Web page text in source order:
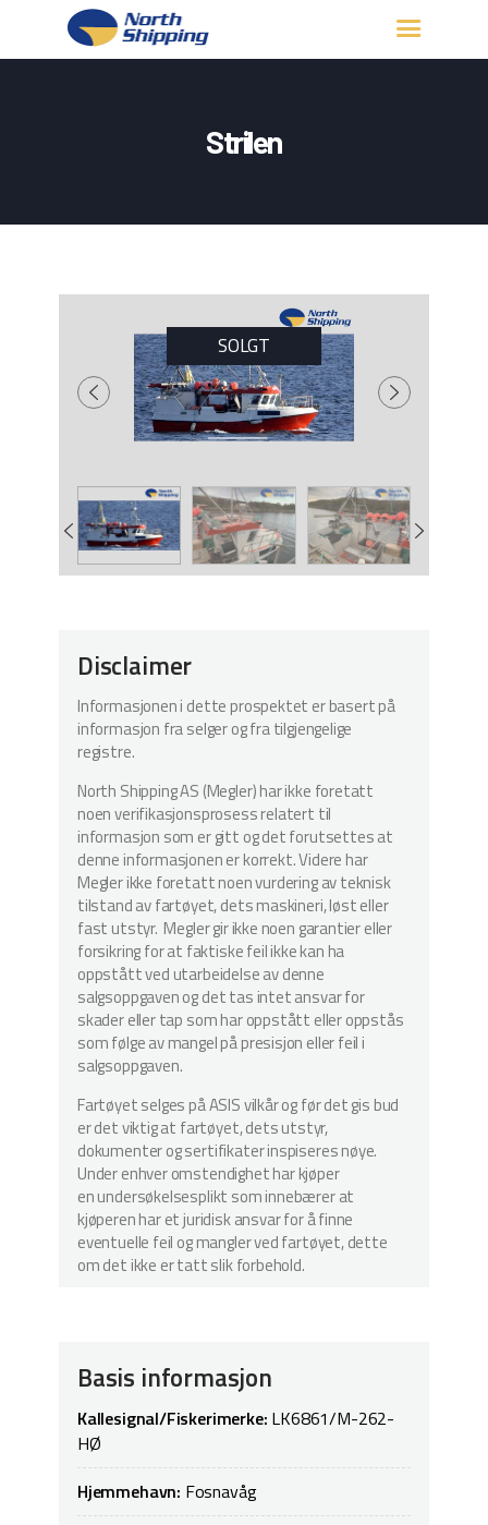
Strilen
KONTAKT OSS
SOLGT
Disclaimer
Informasjonen i dette prospektet er basert på
informasjon fra selger og fra tilgjengelige
registre.
North Shipping AS (Megler) har ikke foretatt
noen verifikasjonsprosess relatert til
informasjon som er gitt og det forutsettes at
denne informasjonen er korrekt. Videre har
Megler ikke foretatt noen vurdering av teknisk
tilstand av fartøyet, dets maskineri, løst eller
fast utstyr. Megler gir ikke noen garantier eller
forsikring for at faktiske feil ikke kan ha
oppstått ved utarbeidelse av denne
salgsoppgaven og det tas intet ansvar for
skader eller tap som har oppstått eller oppstås
som følge av mangel på presisjon eller feil i
salgsoppgaven.
Fartøyet selges på ASIS vilkår og før det gis bud
er det viktig at fartøyet, dets utstyr,
dokumenter og sertifikater inspiseres nøye.
Under enhver omstendighet har kjøper
en undersøkelsesplikt som innebærer at
kjøperen har et juridisk ansvar for å finne
eventuelle feil og mangler ved fartøyet, dette
om det ikke er tatt slik forbehold.
Basis informasjon
Kallesignal/Fiskerimerke: LK6861/M-262-
HØ
Hjemmehavn: Fosnavåg